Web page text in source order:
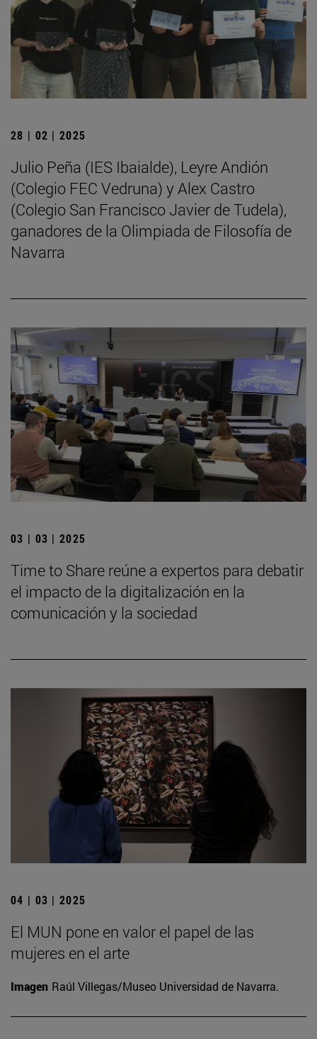
28 | 02 | 2025
Julio Peña (IES Ibaialde), Leyre Andión
(Colegio FEC Vedruna) y Alex Castro
(Colegio San Francisco Javier de Tudela),
ganadores de la Olimpiada de Filosofía de
Navarra
03 | 03 | 2025
Time to Share reúne a expertos para debatir
el impacto de la digitalización en la
comunicación y la sociedad
04 | 03 | 2025
El MUN pone en valor el papel de las
mujeres en el arte
Imagen Raúl Villegas/Museo Universidad de Navarra.